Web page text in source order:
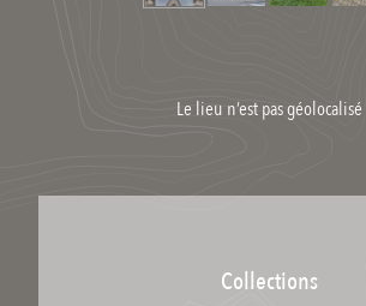
Le lieu n’est pas géolocalisé
Collections